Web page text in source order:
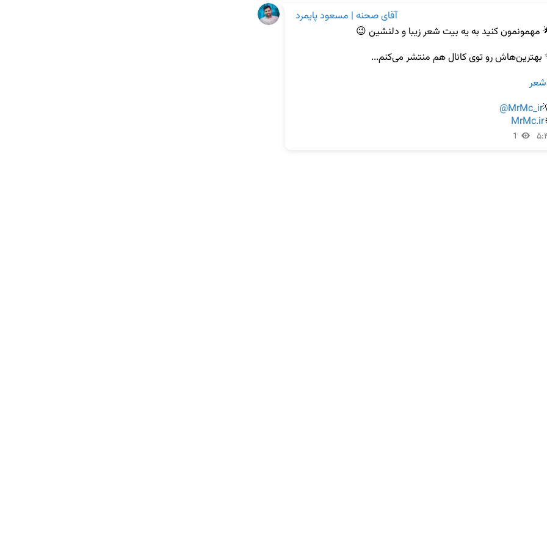
آقای صحنه | مسعود پایمرد
@MrMc_ir
MrMc.ir
1